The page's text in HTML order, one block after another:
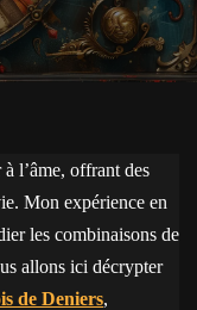
l’âme, offrant des
Mon expérience en
les combinaisons de
allons ici décrypter
de Deniers,